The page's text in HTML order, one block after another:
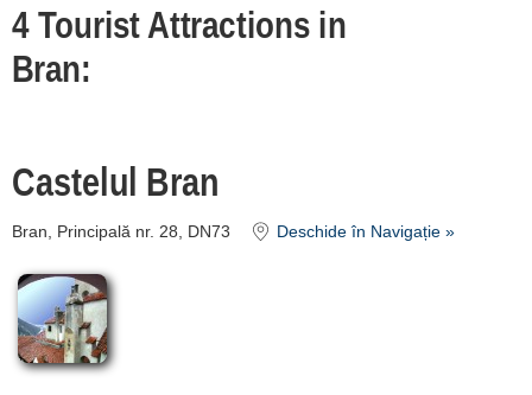
4 Tourist Attractions in
Bran:
Castelul Bran
Bran, Principală nr. 28, DN73 Deschide în Navigație »
[3 offers at 20.8 km]
despre C A R T A ®
termeni și condiții
contact
login